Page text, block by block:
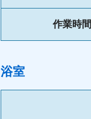
作業時間
浴室